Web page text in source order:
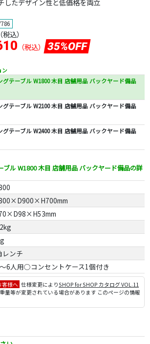
したデザイン性と低価格を両立
（税込）
（税込） 35%OFF
ン
グテーブル W1800 木目 店舗用品 バックヤード備品
グテーブル W2100 木目 店舗用品 バックヤード備品
グテーブル W2400 木目 店舗用品 バックヤード備品
ブル W1800 木目 店舗用品 バックヤード備品の詳
レンチ
6人用○コンセントケース1個付き
客様へ 仕様変更によりSHOP for SHOP カタログ VOL.11
量等が変更されている場合があります このページの情報